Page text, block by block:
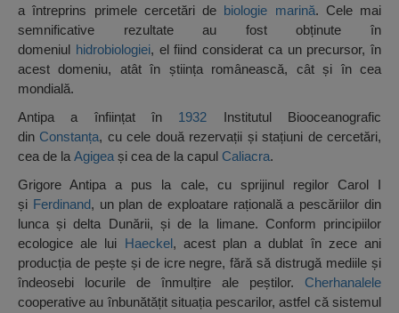
a întreprins primele cercetări de biologie marină. Cele mai
semnificative rezultate au fost obținute în
domeniul hidrobiologiei, el fiind considerat ca un precursor, în
acest domeniu, atât în știința românească, cât și în cea
mondială.
Antipa a înființat în 1932 Institutul Biooceanografic
din Constanța, cu cele două rezervații și stațiuni de cercetări,
cea de la Agigea și cea de la capul Caliacra.
Grigore Antipa a pus la cale, cu sprijinul regilor Carol I
și Ferdinand, un plan de exploatare rațională a pescăriilor din
lunca și delta Dunării, și de la limane. Conform principiilor
ecologice ale lui Haeckel, acest plan a dublat în zece ani
producția de pește și de icre negre, fără să distrugă mediile și
îndeosebi locurile de înmulțire ale peștilor. Cherhanalele
cooperative au înbunătățit situația pescarilor, astfel că sistemul